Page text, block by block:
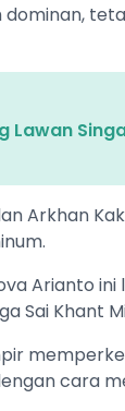
Lawan
Arkhan
Arianto
Sai Khant
cara